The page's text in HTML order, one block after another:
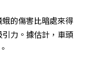
的傷害比暗處來得
力。據估計，車頭